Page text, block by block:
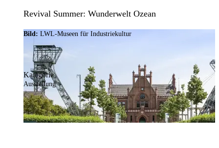
Revival Summer: Wunderwelt Ozean
Bild: LWL-Museen für Industriekultur
Kategorie
Ausstellung